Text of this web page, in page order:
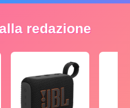
redazione